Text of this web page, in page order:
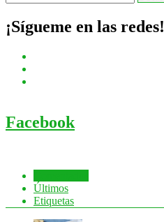
¡Sígueme en las redes!
Facebook
Últimos
Etiquetas